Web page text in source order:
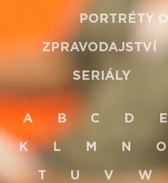
PORTRÉTY
ZPRAVODAJSTVÍ
SERIÁLY
A B C D E
K L M N O
T U V W